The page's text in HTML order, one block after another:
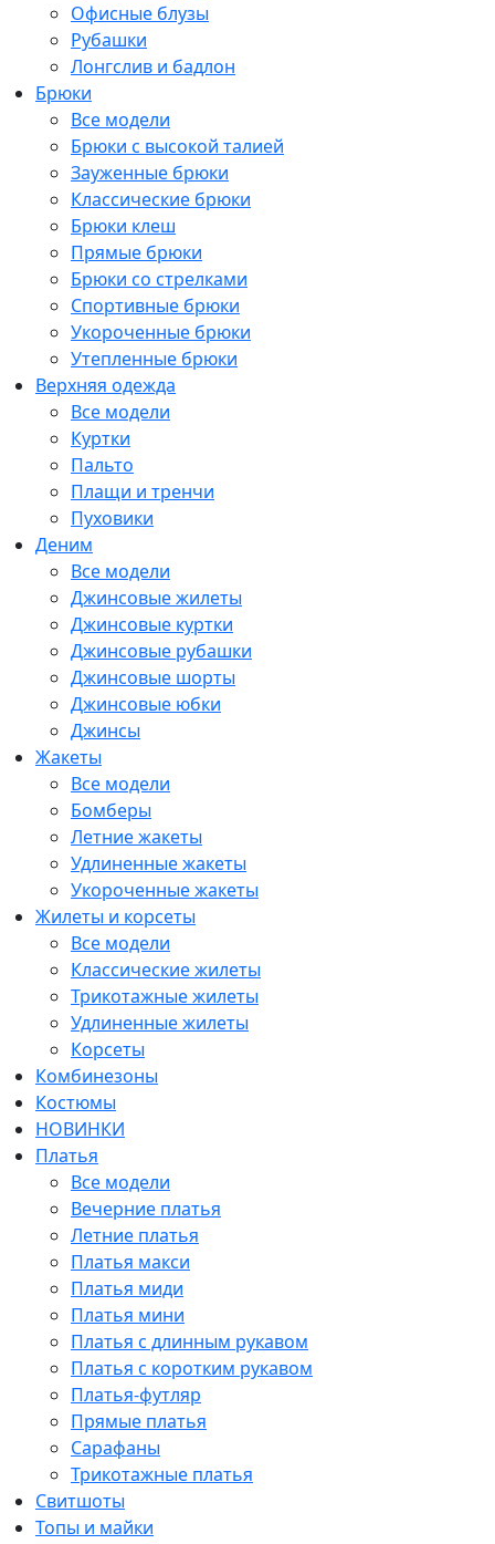
Офисные блузы
Рубашки
Лонгслив и бадлон
Брюки
Все модели
Брюки с высокой талией
Зауженные брюки
Классические брюки
Брюки клеш
Прямые брюки
Брюки со стрелками
Спортивные брюки
Укороченные брюки
Утепленные брюки
Верхняя одежда
Все модели
Куртки
Пальто
Плащи и тренчи
Пуховики
Деним
Все модели
Джинсовые жилеты
Джинсовые куртки
Джинсовые рубашки
Джинсовые шорты
Джинсовые юбки
Джинсы
Жакеты
Все модели
Бомберы
Летние жакеты
Удлиненные жакеты
Укороченные жакеты
Жилеты и корсеты
Все модели
Классические жилеты
Трикотажные жилеты
Удлиненные жилеты
Корсеты
Комбинезоны
Костюмы
НОВИНКИ
Платья
Все модели
Вечерние платья
Летние платья
Платья макси
Платья миди
Платья мини
Платья с длинным рукавом
Платья с коротким рукавом
Платья-футляр
Прямые платья
Сарафаны
Трикотажные платья
Свитшоты
Топы и майки